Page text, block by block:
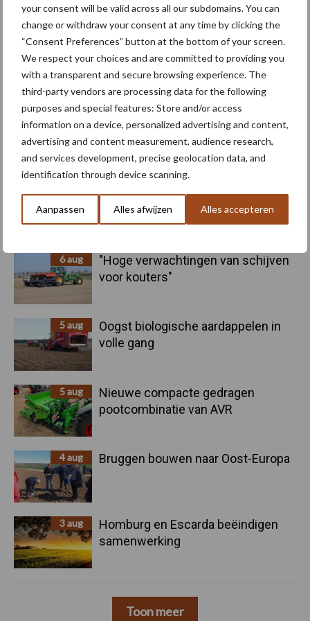
your consent will be valid across all our subdomains. You can
change or withdraw your consent at any time by clicking the
“Consent Preferences” button at the bottom of your screen.
We respect your choices and are committed to providing you
with a transparent and secure browsing experience. The
third-party vendors are processing data for the following
purposes and special features: Store and/or access
information on a device, personalized advertising and content,
advertising and content measurement, audience research,
and services development, precise geolocation data, and
identification through device scanning.
Aanpassen Alles afwijzen Alles accepteren
Primaire
Recent nieuws Partner nieuws
6 aug
"Hoge verwachtingen van schijven
voor kouters"
5 aug
Oogst biologische aardappelen in
volle gang
5 aug
Nieuwe compacte gedragen
pootcombinatie van AVR
4 aug Bruggen bouwen naar Oost-Europa
3 aug
Homburg en Escarda beëindigen
samenwerking
Toon meer
Kunstmeststrooier Pootmachine
Toon meer